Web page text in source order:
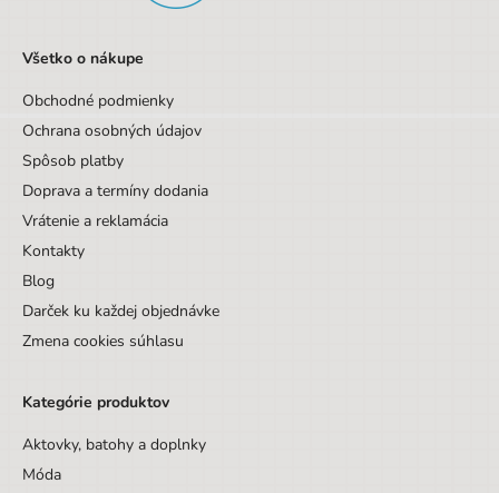
Všetko o nákupe
Obchodné podmienky
Ochrana osobných údajov
Spôsob platby
Doprava a termíny dodania
Vrátenie a reklamácia
Kontakty
Blog
Darček ku každej objednávke
Zmena cookies súhlasu
Kategórie produktov
Aktovky, batohy a doplnky
Móda